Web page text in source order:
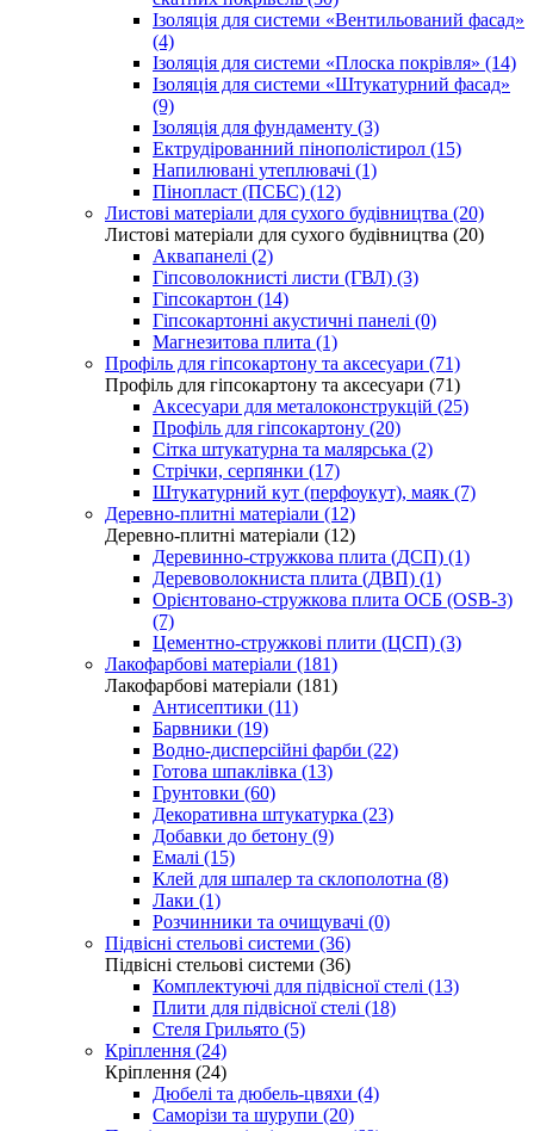
Ізоляція для системи «Вентильований фасад»
(4)
Ізоляція для системи «Плоска покрівля» (14)
Ізоляція для системи «Штукатурний фасад»
(9)
Ізоляція для фундаменту (3)
Ектрудірованний пінополістирол (15)
Напилювані утеплювачі (1)
Пінопласт (ПСБС) (12)
Листові матеріали для сухого будівництва (20)
Листові матеріали для сухого будівництва (20)
Аквапанелі (2)
Гіпсоволокнисті листи (ГВЛ) (3)
Гіпсокартон (14)
Гіпсокартонні акустичні панелі (0)
Магнезитова плита (1)
Профіль для гіпсокартону та аксесуари (71)
Профіль для гіпсокартону та аксесуари (71)
Аксесуари для металоконструкцій (25)
Профіль для гіпсокартону (20)
Сітка штукатурна та малярська (2)
Стрічки, серпянки (17)
Штукатурний кут (перфоукут), маяк (7)
Деревно-плитні матеріали (12)
Деревно-плитні матеріали (12)
Деревинно-стружкова плита (ДСП) (1)
Деревоволокниста плита (ДВП) (1)
Орієнтовано-стружкова плита ОСБ (OSB-3)
(7)
Цементно-стружкові плити (ЦСП) (3)
Лакофарбові матеріали (181)
Лакофарбові матеріали (181)
Антисептики (11)
Барвники (19)
Водно-дисперсійні фарби (22)
Готова шпаклівка (13)
Грунтовки (60)
Декоративна штукатурка (23)
Добавки до бетону (9)
Емалі (15)
Клей для шпалер та склополотна (8)
Лаки (1)
Розчинники та очищувачі (0)
Підвісні стельові системи (36)
Підвісні стельові системи (36)
Комплектуючі для підвісної стелі (13)
Плити для підвісної стелі (18)
Стеля Грильято (5)
Кріплення (24)
Кріплення (24)
Дюбелі та дюбель-цвяхи (4)
Саморізи та шурупи (20)